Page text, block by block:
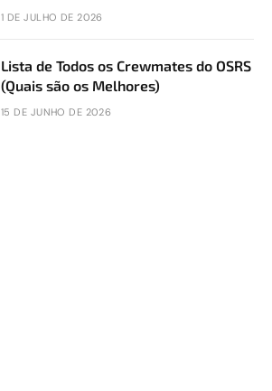
1 DE JULHO DE 2026
Lista de Todos os Crewmates do OSRS
(Quais são os Melhores)
15 DE JUNHO DE 2026